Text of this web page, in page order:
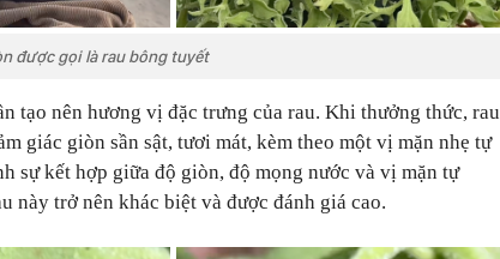
được gọi là rau bông tuyết
tạo nên hương vị đặc trưng của rau. Khi thưởng thức, rau
giác giòn sần sật, tươi mát, kèm theo một vị mặn nhẹ tự
sự kết hợp giữa độ giòn, độ mọng nước và vị mặn tự
này trở nên khác biệt và được đánh giá cao.